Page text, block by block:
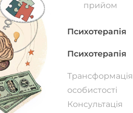
прийом
Психотерапія
Психотерапія
Трансформація
особистості
Консультація